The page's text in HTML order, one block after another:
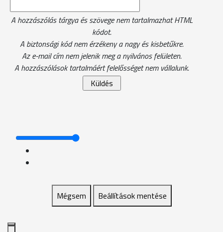
A hozzászólás tárgya és szövege nem tartalmazhat HTML
kódot.
A biztonsági kód nem érzékeny a nagy és kisbetűkre.
Az e-mail cím nem jelenik meg a nyilvános felületen.
A hozzászólások tartalmáért felelősséget nem vállalunk.
Mégsem Beállítások mentése